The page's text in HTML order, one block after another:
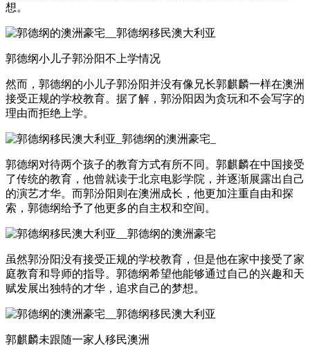
想。
郭德纲小儿子郭汾阳不上学情况
然而，郭德纲的小儿子郭汾阳并没有像兄长郭麒麟一样在澳洲
接受正规的学校教育。据了解，郭汾阳因为贪玩和不会写字的
理由而拒绝上学。
郭德纲对待两个孩子的教育方式有所不同。郭麒麟在中国接受
了传统的教育，他曾就读于北京电影学院，并逐渐展露出自己
的演艺才华。而郭汾阳则在澳洲成长，他更加注重自由和探
索，郭德纲给予了他更多的自主权和空间。
虽然郭汾阳没有接受正规的学校教育，但是他在家中接受了家
庭教育和导师的指导。郭德纲希望他能够通过自己的兴趣和天
赋发展出独特的才华，追求自己的梦想。
郭麒麟未跟随一家人移民澳洲